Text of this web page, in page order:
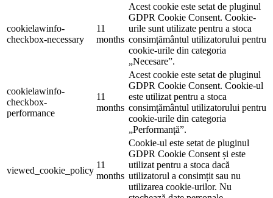
cookielawinfo-
checkbox-necessary
11
months
Acest cookie este setat de pluginul
GDPR Cookie Consent. Cookie-
urile sunt utilizate pentru a stoca
consimțământul utilizatorului pentru
cookie-urile din categoria
„Necesare”.
cookielawinfo-
checkbox-
performance
11
months
Acest cookie este setat de pluginul
GDPR Cookie Consent. Cookie-ul
este utilizat pentru a stoca
consimțământul utilizatorului pentru
cookie-urile din categoria
„Performanță”.
viewed_cookie_policy
11
months
Cookie-ul este setat de pluginul
GDPR Cookie Consent și este
utilizat pentru a stoca dacă
utilizatorul a consimțit sau nu
utilizarea cookie-urilor. Nu